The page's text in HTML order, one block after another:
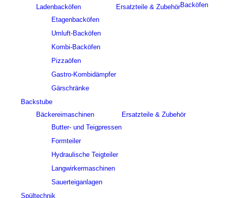
Backöfen
Ladenbacköfen
Etagenbacköfen
Umluft-Backöfen
Kombi-Backöfen
Pizzaöfen
Gastro-Kombidämpfer
Gärschränke
Ersatzteile & Zubehör
Backstube
Bäckereimaschinen
Butter- und Teigpressen
Formteiler
Hydraulische Teigteiler
Langwirkermaschinen
Sauerteiganlagen
Ersatzteile & Zubehör
Spültechnik